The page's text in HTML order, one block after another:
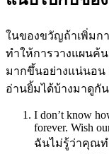
ในของขวัญถ้าเพิ่มก
ทำให้การวางแผนค้
มากขึ้นอย่างแน่นอน
อ่านยิ้มได้บ้างมาดูกัน
I don’t know
forever. Wish
ฉันไม่รู้ว่าคุณท